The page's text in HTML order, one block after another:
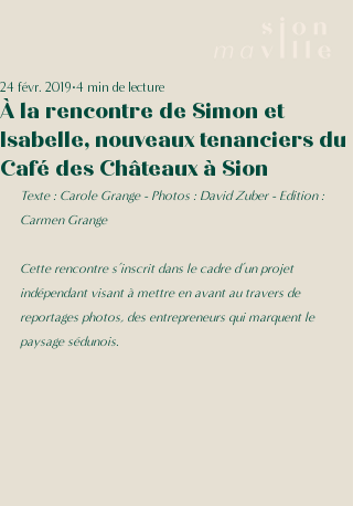
À la rencontre de Simon et
Isabelle, nouveaux tenanciers du
Café des Châteaux à Sion
24 févr. 2019 4 min de lecture
Texte : Carole Grange - Photos : David Zuber - Edition :
Carmen Grange
Cette rencontre s’inscrit dans le cadre d’un projet
indépendant visant à mettre en avant au travers de
reportages photos, des entrepreneurs qui marquent le
paysage sédunois.